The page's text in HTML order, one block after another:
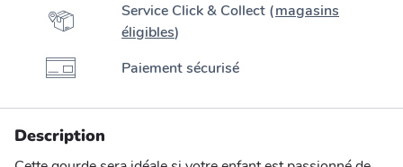
Service Click & Collect (magasins
éligibles)
Paiement sécurisé
Description